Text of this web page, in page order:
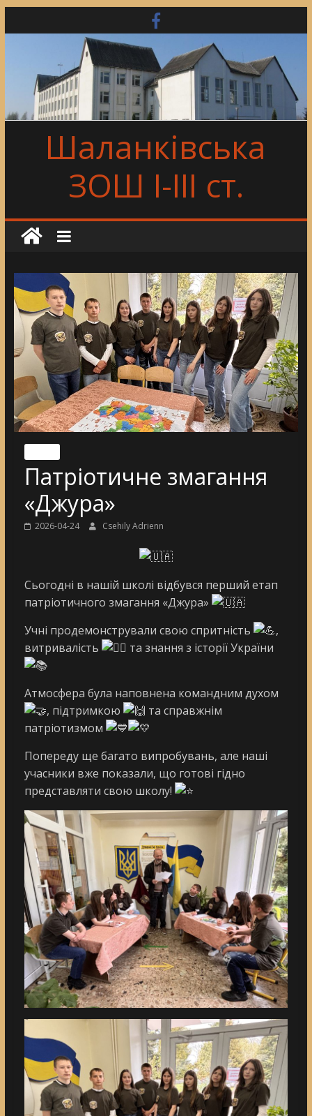
to
Шаланківська
ЗОШ І-ІІІ ст.
Патріотичне змагання
«Джура»
2026-04-24 Csehily Adrienn
Сьогодні в нашій школі відбувся перший етап
патріотичного змагання «Джура»
Учні продемонстрували свою спритність
,
витривалість
та знання з історії України
Атмосфера була наповнена командним духом
, підтримкою
та справжнім
патріотизмом
Попереду ще багато випробувань, але наші
учасники вже показали, що готові гідно
представляти свою школу!